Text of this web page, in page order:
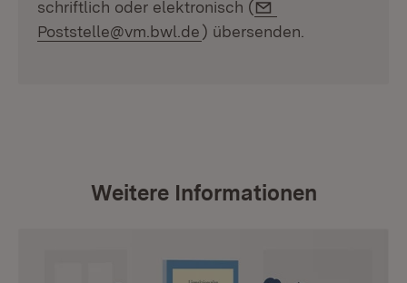
schriftlich oder elektronisch (
Poststelle@vm.bwl.de) übersenden.
Weitere Informationen